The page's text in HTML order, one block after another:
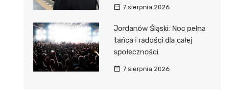
7 sierpnia 2026
Jordanów Śląski: Noc pełna
tańca i radości dla całej
społeczności
7 sierpnia 2026